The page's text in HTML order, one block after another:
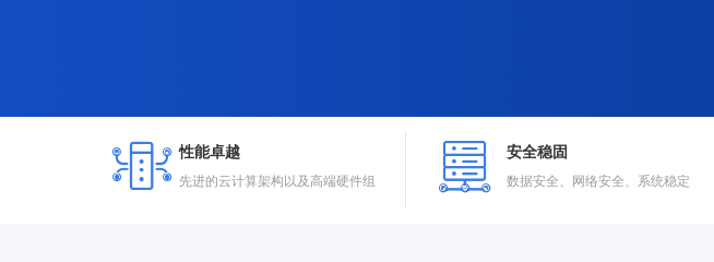
性能卓越
先进的云计算架构以及高端硬件组
安全稳固
数据安全、网络安全、系统稳定